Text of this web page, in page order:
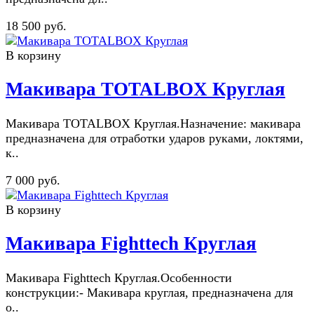
18 500 руб.
В корзину
Макивара TOTALBOX Круглая
Макивара TOTALBOX Круглая.Назначение: макивара
предназначена для отработки ударов руками, локтями,
к..
7 000 руб.
В корзину
Макивара Fighttech Круглая
Макивара Fighttech Круглая.Особенности
конструкции:- Макивара круглая, предназначена для
о..